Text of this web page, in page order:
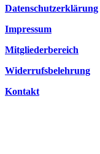
Datenschutzerklärung
Impressum
Mitgliederbereich
Widerrufsbelehrung
Kontakt